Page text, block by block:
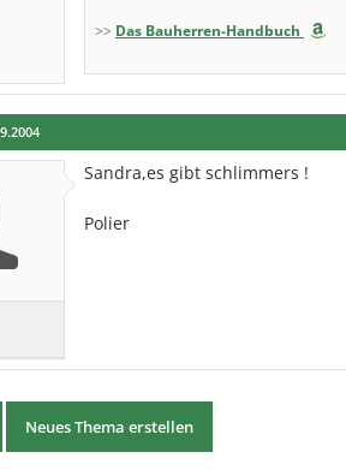
>> Das Bauherren-Handbuch
Sandra,es gibt schlimmers !
Polier
Neues Thema erstellen